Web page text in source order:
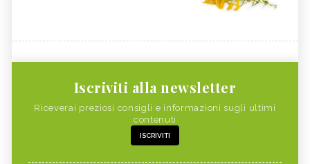
Iscriviti alla newsletter
Riceverai preziosi consigli e informazioni sugli ultimi
contenuti
ISCRIVITI